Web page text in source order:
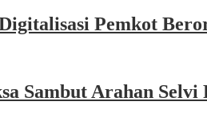
Pemkot
Sambut Arahan